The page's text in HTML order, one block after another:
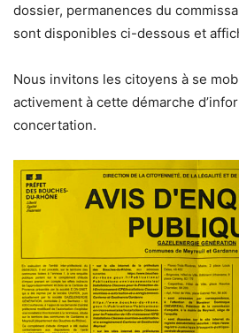
dossier, permanences du
sont disponibles ci-dessous et
Nous invitons les citoyens à se
activement à cette démarche
concertation.